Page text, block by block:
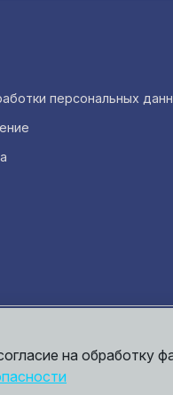
персональных
офертой. Точные сведения
Политика
на обработку